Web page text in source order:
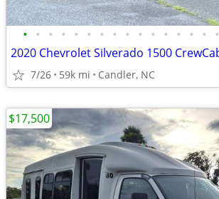
• • • • • • • • • • • • • • • •
7/26 59k mi Candler, NC
$17,500